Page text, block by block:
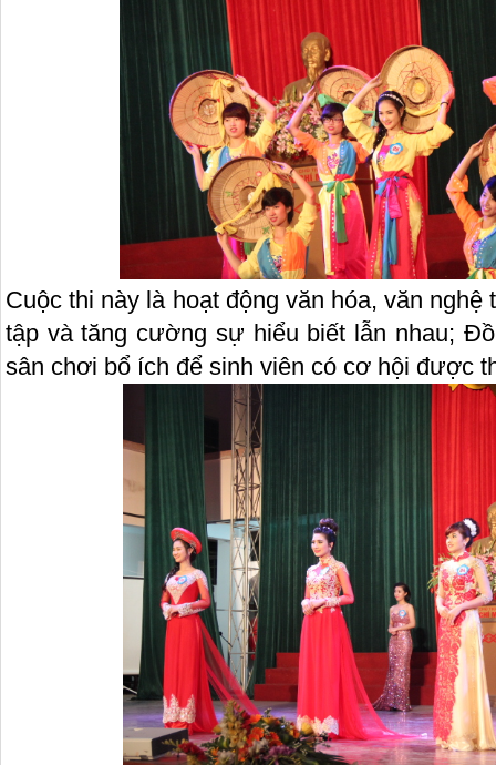
Cuộc thi này là hoạt động văn hóa, văn
tập và tăng cường sự hiểu biết lẫn nhau;
sân chơi bổ ích để sinh viên có cơ hội được